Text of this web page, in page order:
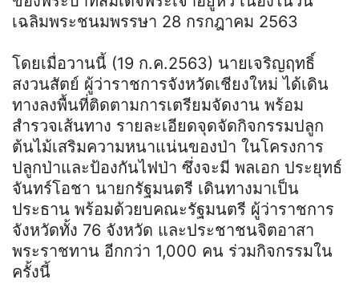
เฉลิมพระชนมพรรษา 28 กรกฎาคม 2563
โดยเมื่อวานนี้ (19 ก.ค.2563) นายเจริญฤทธิ์
สงวนสัตย์ ผู้ว่าราชการจังหวัดเชียงใหม่ ได้เดิน
ทางลงพื้นที่ติดตามการเตรียมจัดงาน พร้อม
สำรวจเส้นทาง รายละเอียดจุดจัดกิจกรรมปลูก
ต้นไม้เสริมความหนาแน่นของป่า ในโครงการ
ปลูกป่าและป้องกันไฟป่า ซึ่งจะมี พลเอก ประยุทธ์
จันทร์โอชา นายกรัฐมนตรี เดินทางมาเป็น
ประธาน พร้อมด้วยบคณะรัฐมนตรี ผู้ว่าราชการ
จังหวัดทั้ง 76 จังหวัด และประชาชนจิตอาสา
พระราชทาน อีกกว่า 1,000 คน ร่วมกิจกรรมใน
ครั้งนี้